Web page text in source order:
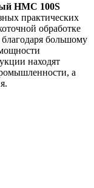
HMC 100S
практических
обработке
большому
находят
а